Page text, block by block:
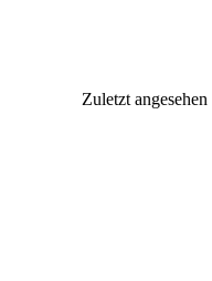
Zuletzt angesehen